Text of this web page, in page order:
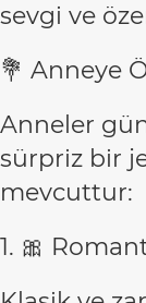
sevgi ve
💐 Anneye
Anneler
sürpriz bir
mevcuttur:
1. 🎀